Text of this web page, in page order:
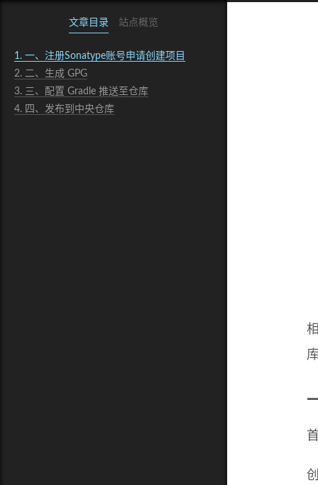
文章目录 站点概览
1. 一、注册Sonatype账号申请创建项目
2. 二、生成 GPG
3. 三、配置 Gradle 推送至仓库
4. 四、发布到中央仓库